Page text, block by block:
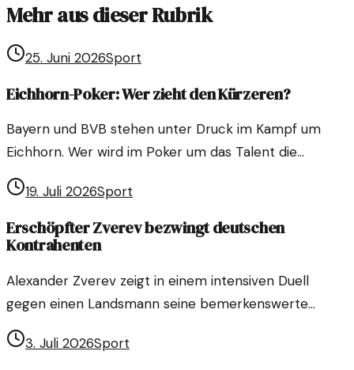
Mehr aus dieser Rubrik
25. Juni 2026Sport
Eichhorn-Poker: Wer zieht den Kürzeren?
Bayern und BVB stehen unter Druck im Kampf um
Eichhorn. Wer wird im Poker um das Talent die
Oberhand gewinnen? Hier sind die neuesten
Entwicklungen.
19. Juli 2026Sport
Erschöpfter Zverev bezwingt deutschen
Kontrahenten
Alexander Zverev zeigt in einem intensiven Duell
gegen einen Landsmann seine bemerkenswerte
Widerstandskraft. Trotz Erschöpfung gelingt ihm der
Sieg und ein Platz in der nächsten Runde.
3. Juli 2026Sport